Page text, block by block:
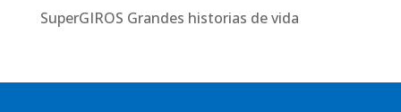
SuperGIROS Grandes historias de vida